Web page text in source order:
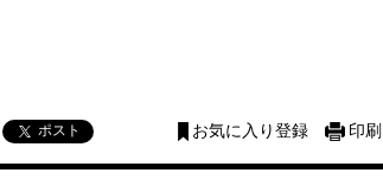
ポスト お気に入り登録 印刷